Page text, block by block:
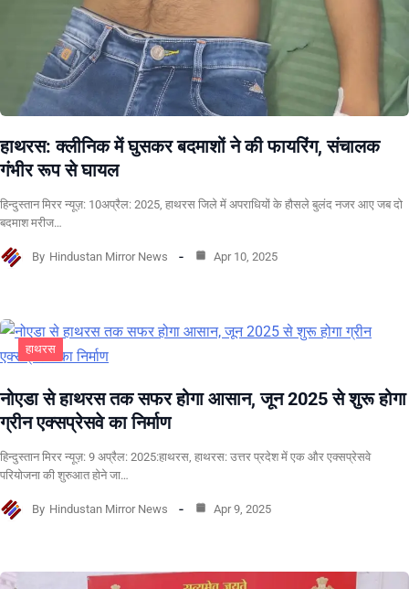
हाथरस: क्लीनिक में घुसकर बदमाशों ने की फायरिंग, संचालक
गंभीर रूप से घायल
हिन्दुस्तान मिरर न्यूज़: 10अप्रैल: 2025, हाथरस जिले में अपराधियों के हौसले बुलंद नजर आए जब दो
बदमाश मरीज…
By Hindustan Mirror News Apr 10, 2025
हाथरस
नोएडा से हाथरस तक सफर होगा आसान, जून 2025 से शुरू होगा
ग्रीन एक्सप्रेसवे का निर्माण
हिन्दुस्तान मिरर न्यूज़: 9 अप्रैल: 2025:हाथरस, हाथरस: उत्तर प्रदेश में एक और एक्सप्रेसवे
परियोजना की शुरुआत होने जा…
By Hindustan Mirror News Apr 9, 2025